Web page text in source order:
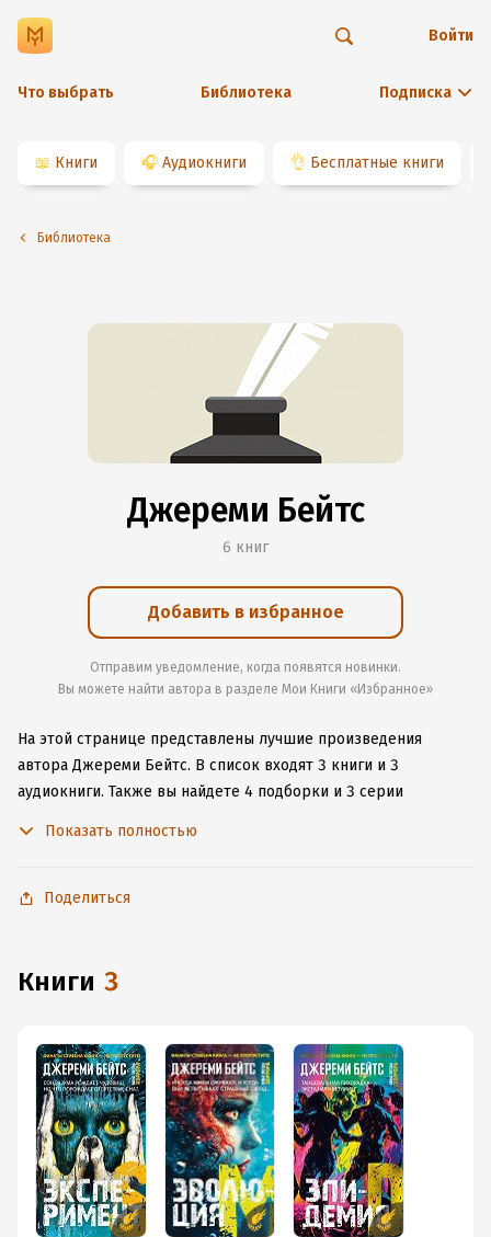
Что выбрать Библиотека Подписка
Войти
📖 Книги 🎧 Аудиокниги 👌 Бесплатные книги
Библиотека
Джереми Бейтс
6 книг
Добавить в избранное
Отправим уведомление, когда появятся новинки.
Вы можете найти автора в разделе Мои Книги «Избранное»
На этой странице представлены лучшие произведения
автора Джереми Бейтс. В список входят 3 книги и 3
аудиокниги. Также вы найдете 4 подборки и 3 серии
приложение для iOS или Android, чтобы не расставаться
Показать полностью
Поделиться
книги 3